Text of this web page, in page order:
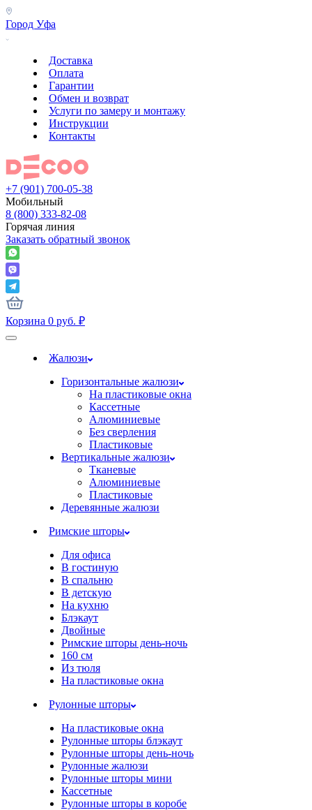
Город Уфа
Доставка
Оплата
Гарантии
Обмен и возврат
Услуги по замеру и монтажу
Инструкции
Контакты
+7 (901) 700-05-38
Мобильный
8 (800) 333-82-08
Горячая линия
Заказать обратный звонок
Корзина 0 руб. ₽
Жалюзи
Горизонтальные жалюзи
На пластиковые окна
Кассетные
Алюминиевые
Без сверления
Пластиковые
Вертикальные жалюзи
Тканевые
Алюминиевые
Пластиковые
Деревянные жалюзи
Римские шторы
Для офиса
В гостиную
В спальню
В детскую
На кухню
Блэкаут
Двойные
Римские шторы день-ночь
160 см
Из тюля
На пластиковые окна
Рулонные шторы
На пластиковые окна
Рулонные шторы блэкаут
Рулонные шторы день-ночь
Рулонные жалюзи
Рулонные шторы мини
Кассетные
Рулонные шторы в коробе